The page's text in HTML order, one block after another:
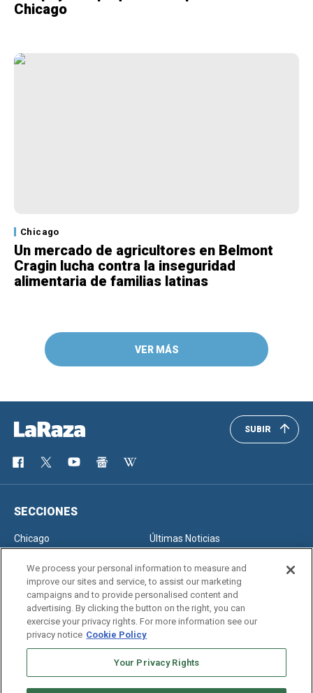
Chicago
Chicago
Un mercado de agricultores en Belmont
Cragin lucha contra la inseguridad
alimentaria de familias latinas
VER MÁS
SUBIR
SECCIONES
Chicago
Últimas Noticias
SERVICIOS
Newsletter
Edición Impresa
We process your personal information to measure and
improve our sites and service, to assist our marketing
campaigns and to provide personalised content and
advertising. By clicking the button on the right, you can
exercise your privacy rights. For more information see our
privacy notice Cookie Policy
Your Privacy Rights